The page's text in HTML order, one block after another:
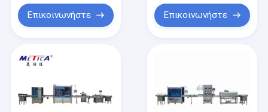
Εμφάνιση VR
Επικοινωνήστε Επικοινωνήστε